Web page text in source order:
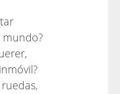
mundo?